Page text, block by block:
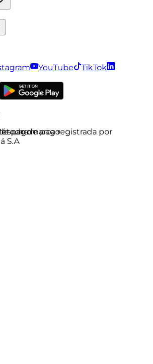
YouTube
TikTok
una marca registrada por
S.A